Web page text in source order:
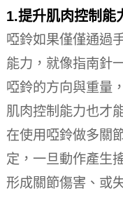
1.提升肌肉控制能
啞鈴如果僅僅通過
能力，就像指南針
啞鈴的方向與重量
肌肉控制能力也才
在使用啞鈴做多關
定，一旦動作產生
形成關節傷害、或